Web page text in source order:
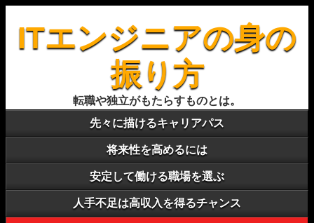
ITエンジニアの身の
振り方
転職や独立がもたらすものとは。
先々に描けるキャリアパス
将来性を高めるには
安定して働ける職場を選ぶ
人手不足は高収入を得るチャンス